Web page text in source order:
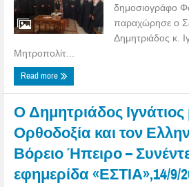
δημοσιογράφο
παραχώρησε ο
Δημητριάδος κ.
Μητροπολίτ...
Read more
Ο Δημητριάδος Ιγνάτιος
Ορθοδοξία και τον
Βόρειο Ήπειρο –
εφημερίδα «ΕΣΤΙΑ»,14/9/